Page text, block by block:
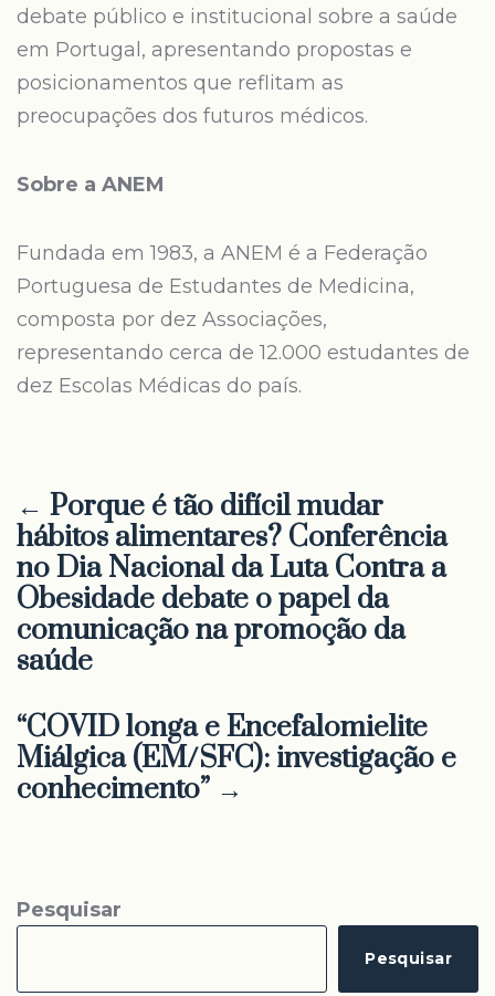
debate público e institucional sobre a saúde
em Portugal, apresentando propostas e
posicionamentos que reflitam as
preocupações dos futuros médicos.
Sobre a ANEM
Fundada em 1983, a ANEM é a Federação
Portuguesa de Estudantes de Medicina,
composta por dez Associações,
representando cerca de 12.000 estudantes de
dez Escolas Médicas do país.
← Porque é tão difícil mudar
hábitos alimentares? Conferência
no Dia Nacional da Luta Contra a
Obesidade debate o papel da
comunicação na promoção da
saúde
“COVID longa e Encefalomielite
Miálgica (EM/SFC): investigação e
conhecimento” →
Pesquisar
Pesquisar